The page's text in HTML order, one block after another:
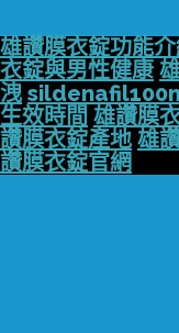
雄讚膜衣錠功能
衣錠與男性健康
洩
生效時間 雄讚膜
讚膜衣錠產地 雄
讚膜衣錠官網